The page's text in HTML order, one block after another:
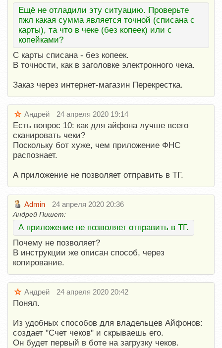
Ещё не отладили эту ситуацию. Проверьте
пжл какая сумма является точной (списана с
карты), та что в чеке (без копеек) или с
копейками?
С карты списана - без копеек.
В точности, как в заголовке электронного чека.
Заказ через интернет-магазин Перекрестка.
Андрей 24 апреля 2020 19:14
Есть вопрос 10: как для айфона лучше всего
сканировать чеки?
Поскольку бот хуже, чем приложение ФНС
распознает.
А приложение не позволяет отправить в ТГ.
Admin 24 апреля 2020 20:36
Андрей Пишет:
А приложение не позволяет отправить в ТГ.
Почему не позволяет?
В инструкции же описан способ, через
копирование.
Андрей 24 апреля 2020 20:42
Понял.
Из удобных способов для владельцев Айфонов:
создает "Счет чеков" и скрываешь его.
Он будет первый в боте на загрузку чеков.